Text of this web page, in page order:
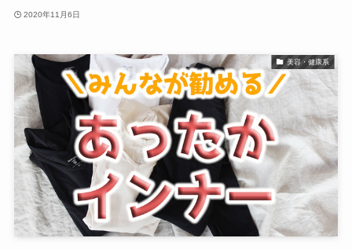
2020年11月6日
美容・健康系